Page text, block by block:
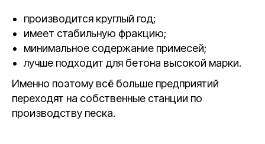
производится круглый год;
имеет стабильную фракцию;
минимальное содержание примесей;
лучше подходит для бетона высокой марки.
Именно поэтому всё больше предприятий
переходят на собственные станции по
производству песка.